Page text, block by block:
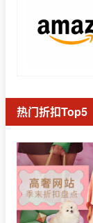
热门折扣Top5